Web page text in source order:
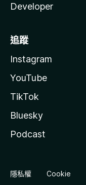
Developer
追蹤
Instagram
YouTube
TikTok
Bluesky
Podcast
隱私權 Cookie